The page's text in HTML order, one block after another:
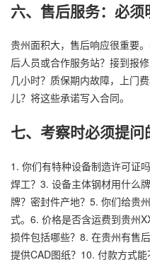
六、售后服务：必须
贵州面积大，售后响应很重要
后人员或合作服务站？接到报
几小时？质保期内故障，上门
儿？将这些承诺写入合同。
七、考察时必须提
1. 你们有特种设备制造许可证
焊工？3. 设备主体钢材用什么
牌？密封件产地？5. 你们给贵
式。6. 价格是否含运费到贵州
损件包括哪些？8. 在贵州有售
提供CAD图纸？10. 付款方式